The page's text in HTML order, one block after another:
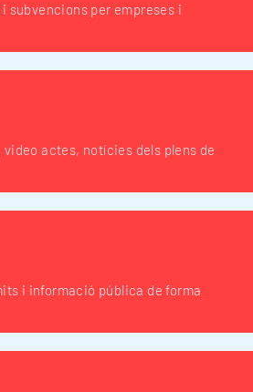
subvencions per empreses i
actes, notícies dels plens de
i informació pública de forma